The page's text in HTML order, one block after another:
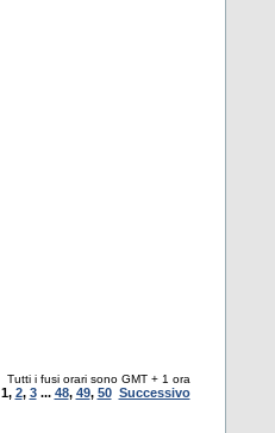
Tutti i fusi orari sono GMT + 1 ora
1, 2, 3... 48, 49, 50 Successivo